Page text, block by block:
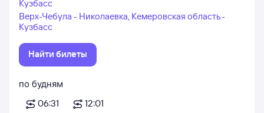
Кузбасс
Верх-Чебула - Николаевка, Кемеровская область -
Кузбасс
Найти билеты
по будням
06:31
12:01